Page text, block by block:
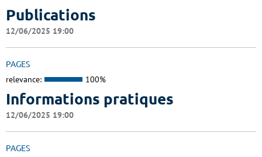
Publications
12/06/2025 19:00
PAGES
relevance: 100%
Informations pratiques
12/06/2025 19:00
PAGES